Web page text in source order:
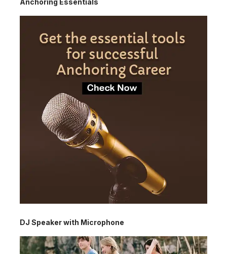
DJ Speaker with Microphone